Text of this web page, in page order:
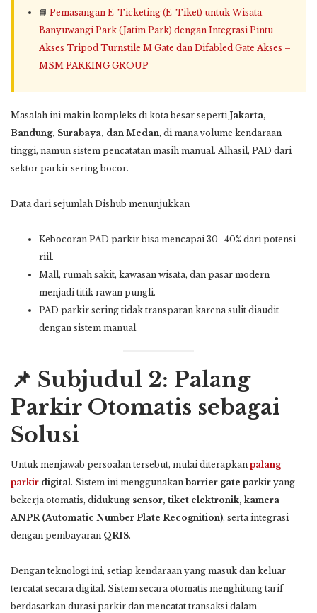
📘 Pemasangan E-Ticketing (E-Tiket) untuk Wisata
Banyuwangi Park (Jatim Park) dengan Integrasi Pintu
Akses Tripod Turnstile M Gate dan Difabled Gate Akses –
MSM PARKING GROUP
Masalah ini makin kompleks di kota besar seperti Jakarta,
Bandung, Surabaya, dan Medan, di mana volume kendaraan
tinggi, namun sistem pencatatan masih manual. Alhasil, PAD dari
sektor parkir sering bocor.
Data dari sejumlah Dishub menunjukkan
Kebocoran PAD parkir bisa mencapai 30–40% dari potensi
riil.
Mall, rumah sakit, kawasan wisata, dan pasar modern
menjadi titik rawan pungli.
PAD parkir sering tidak transparan karena sulit diaudit
dengan sistem manual.
📌 Subjudul 2: Palang
Parkir Otomatis sebagai
Solusi
Untuk menjawab persoalan tersebut, mulai diterapkan palang
parkir digital. Sistem ini menggunakan barrier gate parkir yang
bekerja otomatis, didukung sensor, tiket elektronik, kamera
ANPR (Automatic Number Plate Recognition), serta integrasi
dengan pembayaran QRIS.
Dengan teknologi ini, setiap kendaraan yang masuk dan keluar
tercatat secara digital. Sistem secara otomatis menghitung tarif
berdasarkan durasi parkir dan mencatat transaksi dalam